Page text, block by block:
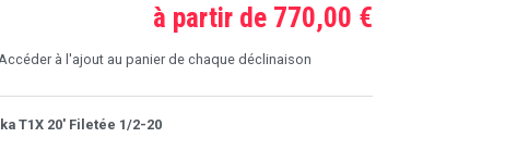
à partir de 770,00 €
Accéder à l'ajout au panier de chaque déclinaison
T1X 20' Filetée 1/2-20